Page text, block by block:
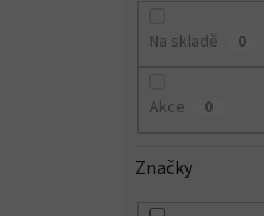
Na skladě 0
Akce 0
Značky